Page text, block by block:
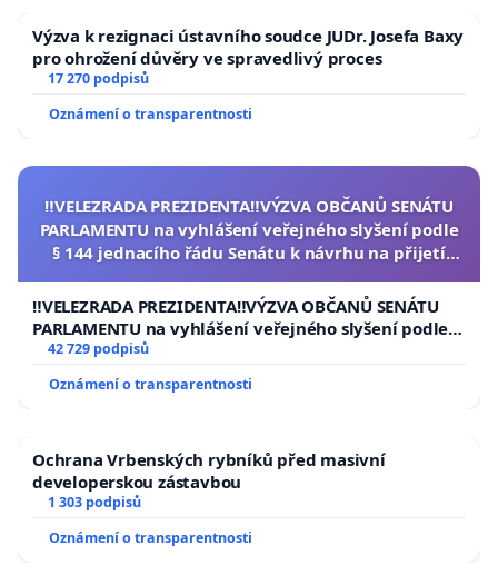
Výzva k rezignaci ústavního soudce JUDr. Josefa Baxy
pro ohrožení důvěry ve spravedlivý proces
17 270 podpisů
Oznámení o transparentnosti
‼️VELEZRADA PREZIDENTA‼️VÝZVA OBČANŮ SENÁTU
PARLAMENTU na vyhlášení veřejného slyšení podle
§ 144 jednacího řádu Senátu k návrhu na přijetí
republiky
‼️VELEZRADA PREZIDENTA‼️VÝZVA OBČANŮ SENÁTU
PARLAMENTU na vyhlášení veřejného slyšení podle §
144 jednacího řádu Senátu k návrhu na přijetí
usnesení k podání ústavní žaloby na prezidenta
republiky
42 729 podpisů
Oznámení o transparentnosti
Ochrana Vrbenských rybníků před masivní
developerskou zástavbou
1 303 podpisů
Oznámení o transparentnosti